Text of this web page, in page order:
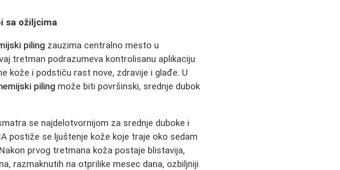
sa ožiljcima
piling zauzima centralno mesto u
tretman podrazumeva kontrolisanu aplikaciju
kože i podstiču rast nove, zdravije i glađe. U
hemijski piling može biti površinski, srednje dubok
se najdelotvornijom za srednje duboke i
postiže se ljuštenje kože koje traje oko sedam
prvog tretmana koža postaje blistavija,
razmaknutih na otprilike mesec dana, ozbiljniji